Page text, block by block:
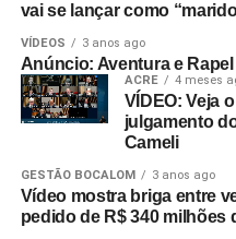
vai se lançar como
VÍDEOS 3 anos ago
Anúncio: Aventura e
ACRE 4 meses
VÍDEO: Veja
julgamento
Cameli
GESTÃO BOCALOM 3 anos ago
Vídeo mostra briga entre
pedido de R$ 340 milhões